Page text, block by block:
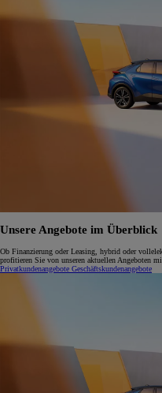
Unsere Angebote im Überblick
Ob Finanzierung oder Leasing, hybrid oder
profitieren Sie von unseren aktuellen Angeboten
Privatkundenangebote Geschäftskundenangebote